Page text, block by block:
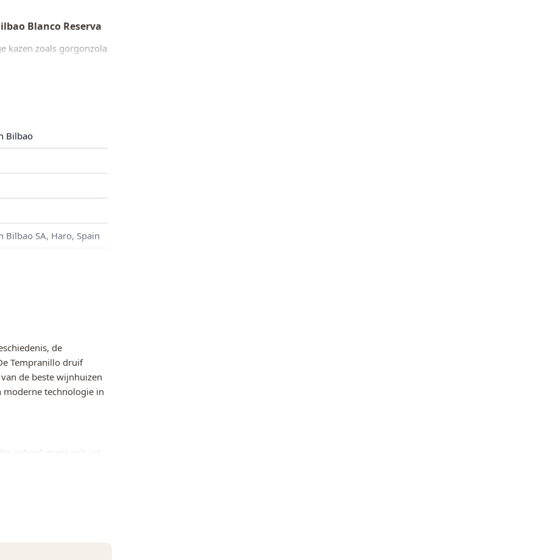
Blanco Reserva
kazen zoals gorgonzola
Bilbao
Bilbao SA, Haro, Spain
de
Tempranillo druif
de beste wijnhuizen
moderne technologie in
gebied strekt zich uit
druif van de